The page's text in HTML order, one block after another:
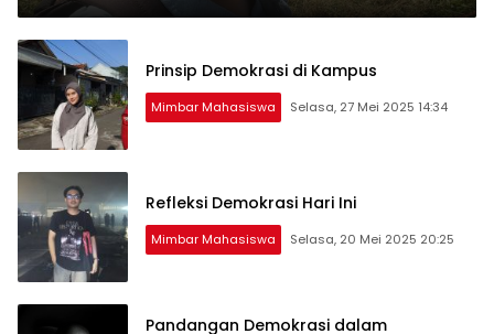
Prinsip Demokrasi di Kampus
Mimbar Mahasiswa Selasa, 27 Mei 2025 14:34
Refleksi Demokrasi Hari Ini
Mimbar Mahasiswa Selasa, 20 Mei 2025 20:25
Pandangan Demokrasi dalam